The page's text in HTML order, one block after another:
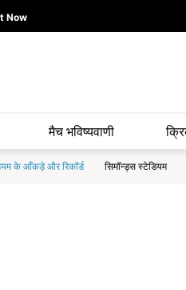
Now
मैच भविष्यवाणी
के आँकड़े और रिकॉर्ड सिमॉन्ड्स स्टेडियम